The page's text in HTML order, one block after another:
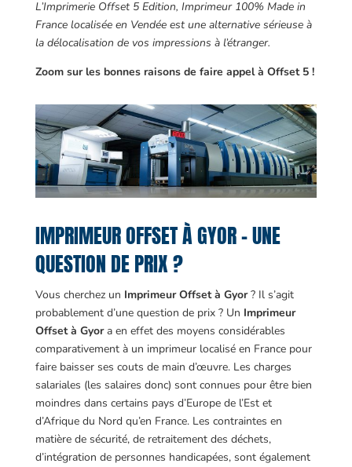
L’Imprimerie Offset 5 Edition, Imprimeur 100% Made in
France localisée en Vendée est une alternative sérieuse à
la délocalisation de vos impressions à l’étranger.
Zoom sur les bonnes raisons de faire appel à Offset 5 !
IMPRIMEUR OFFSET À GYOR – UNE
QUESTION DE PRIX ?
Vous cherchez un Imprimeur Offset à Gyor? Il s’agit
probablement d’une question de prix ? Un Imprimeur
Offset à Gyora en effet des moyens considérables
comparativement à un imprimeur localisé en France pour
faire baisser ses couts de main d’œuvre. Les charges
salariales (les salaires donc) sont connues pour être bien
moindres dans certains pays d’Europe de l’Est et
d’Afrique du Nord qu’en France. Les contraintes en
matière de sécurité, de retraitement des déchets,
d’intégration de personnes handicapées, sont également